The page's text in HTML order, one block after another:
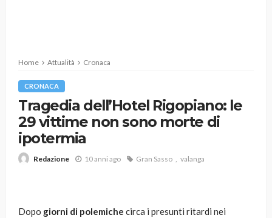
Home Attualità Cronaca
CRONACA
Tragedia dell’Hotel Rigopiano: le
29 vittime non sono morte di
ipotermia
Redazione 10 anni ago Gran Sasso valanga
Dopo giorni di polemiche circa i presunti ritardi nei